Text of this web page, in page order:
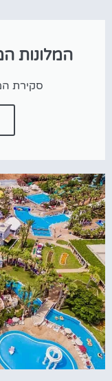
המלונות
סקירת